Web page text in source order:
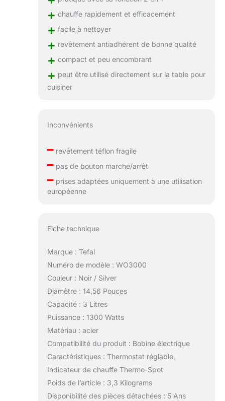
+ chauffe rapidement et efficacement
+ facile à nettoyer
+ revêtement antiadhérent de bonne qualité
+ compact et peu encombrant
+ peut être utilisé directement sur la table pour
cuisiner
Inconvénients
–revêtement téflon fragile
–pas de bouton marche/arrêt
–prises adaptées uniquement à une utilisation
européenne
Fiche technique
Marque : Tefal
Numéro de modèle : WO3000
Couleur : Noir / Silver
Diamètre : 14,56 Pouces
Capacité : 3 Litres
Puissance : 1300 Watts
Matériau : acier
Compatibilité du produit : Bobine électrique
Caractéristiques : Thermostat réglable,
Indicateur de chauffe Thermo-Spot
Poids de l’article : 3,3 Kilograms
Disponibilité des pièces détachées : 5 Ans